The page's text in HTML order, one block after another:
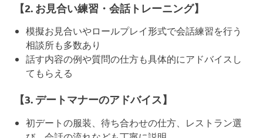
【2. お見合い練習・会話トレーニング】
模擬お見合いやロールプレイ形式で会話練習を行う
相談所も多数あり
話す内容の例や質問の仕方も具体的にアドバイスし
てもらえる
【3. デートマナーのアドバイス】
初デートの服装、待ち合わせの仕方、レストラン選